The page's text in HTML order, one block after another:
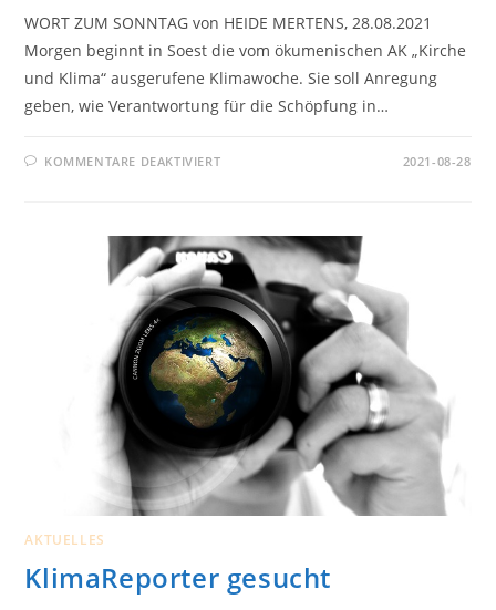
WORT ZUM SONNTAG von HEIDE MERTENS, 28.08.2021
Morgen beginnt in Soest die vom ökumenischen AK „Kirche
und Klima“ ausgerufene Klimawoche. Sie soll Anregung
geben, wie Verantwortung für die Schöpfung in…
KOMMENTARE DEAKTIVIERTFÜR
HAUS
2021-08-28
AKTUELLES
KlimaReporter gesucht